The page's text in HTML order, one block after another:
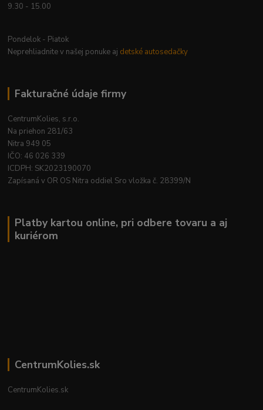
9.30 - 15.00
Pondelok - Piatok
Neprehliadnite v našej ponuke aj detské autosedačky
Fakturačné údaje firmy
CentrumKolies, s.r.o.
Na priehon 281/63
Nitra 949 05
IČO: 46 026 339
ICDPH: SK2023190070
Zapísaná v OR OS Nitra oddiel Sro vložka č. 28399/N
Platby kartou online, pri odbere tovaru a aj
kuriérom
CentrumKolies.sk
CentrumKolies.sk